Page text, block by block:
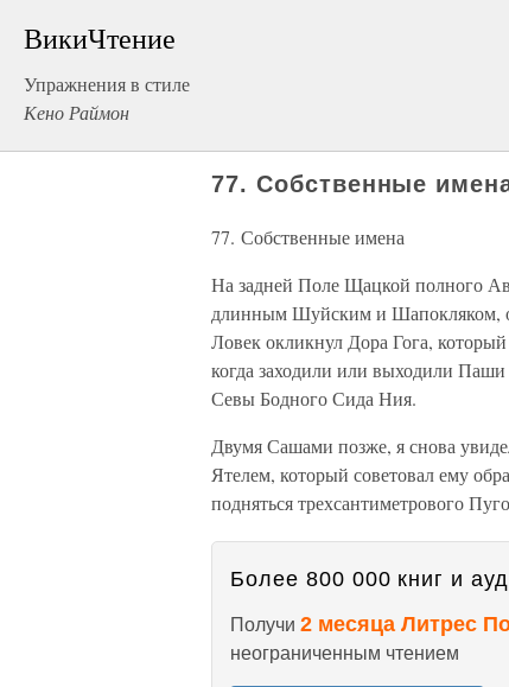
ВикиЧтение
Упражнения в стиле
Кено Раймон
77. Собственные
77. Собственные имена
На задней Поле Щацкой полного
длинным Шуйским и Шапокляком,
Ловек окликнул Дора Гога,
когда заходили или выходили
Севы Бодного Сида Ния.
Двумя Сашами позже, я снова
Ятелем, который советовал ему
подняться трехсантиметрового
Более 800 000 книг и
Получи 2 месяца Литрес
неограниченным чтением